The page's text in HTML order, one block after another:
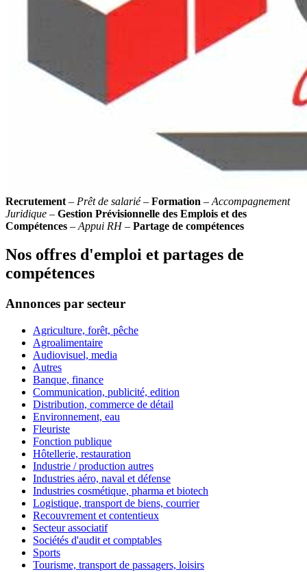
Recrutement – Prêt de salarié– Formation – Accompagnement
Juridique – Gestion Prévisionnelle des Emplois et des
Compétences – Appui RH– Partage de compétences
Nos offres d'emploi et partages de
compétences
Annonces par secteur
Agriculture, forêt, pêche
Agroalimentaire
Audiovisuel, media
Autres
Banque, finance
Communication, publicité, edition
Distribution, commerce de détail
Environnement, eau
Fleuriste
Fonction publique
Hôtellerie, restauration
Industrie / production autres
Industries aéro, naval et défense
Industries cosmétique, pharma et biotech
Logistique, transport de biens, courrier
Recouvrement et contentieux
Secteur associatif
Sociétés d'audit et comptables
Sports
Tourisme, transport de passagers, loisirs